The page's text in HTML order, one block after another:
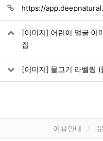
https://
[이미지] 어린이 얼굴 이
집
[이미지] 물고기 라벨링 (
하단 메뉴이용안내